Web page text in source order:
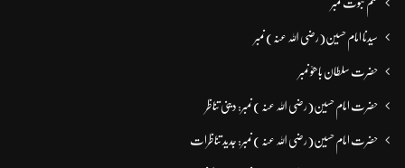
ختم نبوت نمبر
سیدنا امام حسین(رضی اللہ عنہ) نمبر
حضرت سلطان باھوؒ نمبر
حضرت امام حسین(رضی اللہ عنہ ) نمبر: دینی تناظر
حضرت امام حسین(رضی اللہ عنہ ) نمبر: جدید تناظرات